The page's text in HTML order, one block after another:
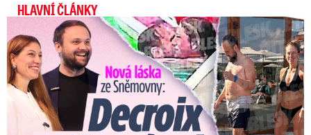
HLAVNÍ ČLÁNKY
Nová láska ve Sněmovně: Decroix s mladým kolegou z ODS